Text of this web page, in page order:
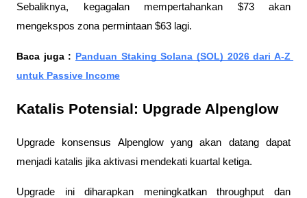
Sebaliknya, kegagalan mempertahankan $73 akan
mengekspos zona permintaan $63 lagi.
Baca juga : Panduan Staking Solana (SOL) 2026 dari A-Z
untuk Passive Income
Katalis Potensial: Upgrade Alpenglow
Upgrade konsensus Alpenglow yang akan datang dapat
menjadi katalis jika aktivasi mendekati kuartal ketiga.
Upgrade ini diharapkan meningkatkan throughput dan